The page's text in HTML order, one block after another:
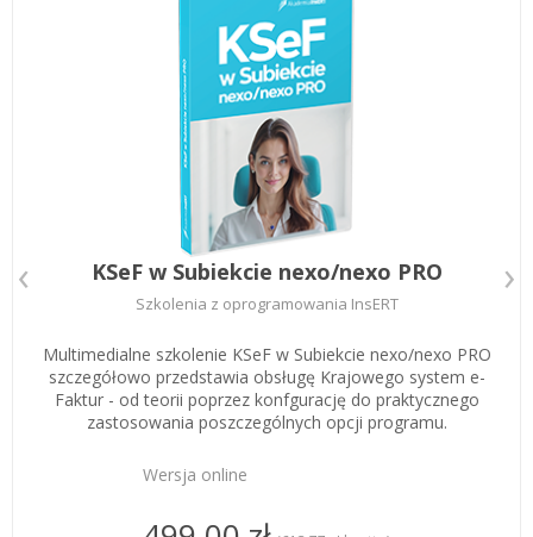
KSeF w Subiekcie nexo/nexo PRO
Szkolenia z oprogramowania InsERT
Multimedialne szkolenie KSeF w Subiekcie nexo/nexo PRO
szczegółowo przedstawia obsługę Krajowego system e-
Faktur - od teorii poprzez konfgurację do praktycznego
zastosowania poszczególnych opcji programu.
Wersja online